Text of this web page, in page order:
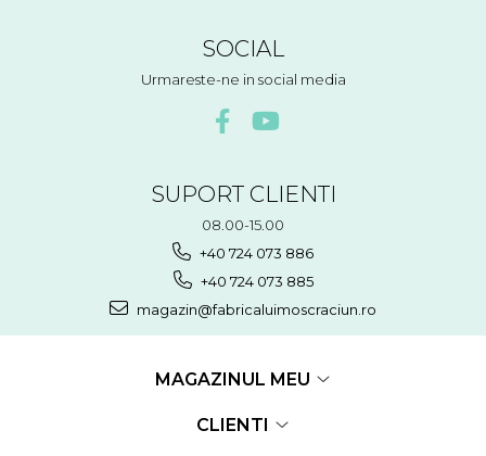
SOCIAL
Urmareste-ne in social media
SUPORT CLIENTI
08.00-15.00
+40 724 073 886
+40 724 073 885
magazin@fabricaluimoscraciun.ro
MAGAZINUL MEU
CLIENTI